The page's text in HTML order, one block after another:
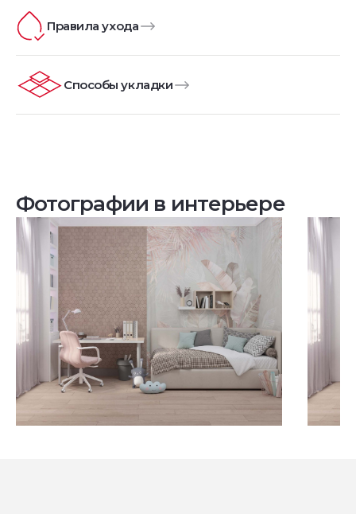
Правила ухода
Способы укладки
Фотографии в интерьере
Посмотреть все проекты